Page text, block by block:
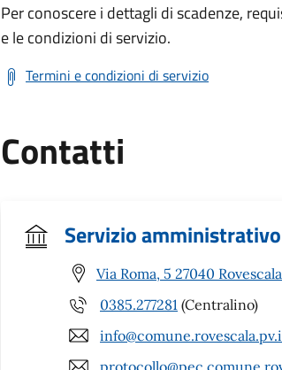
Per conoscere i dettagli di scadenze,
e le condizioni di servizio.
Termini e condizioni di servizio
Contatti
Servizio
Via Roma, 5 27040
0385.277281 (Centralino)